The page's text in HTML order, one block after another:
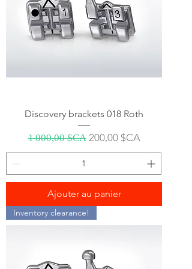
Discovery brackets 018 Roth
Prix original
1 000,00 $CA Prix promotionnel
200,00 $CA
Ajouter au panier
Inventory clearance!